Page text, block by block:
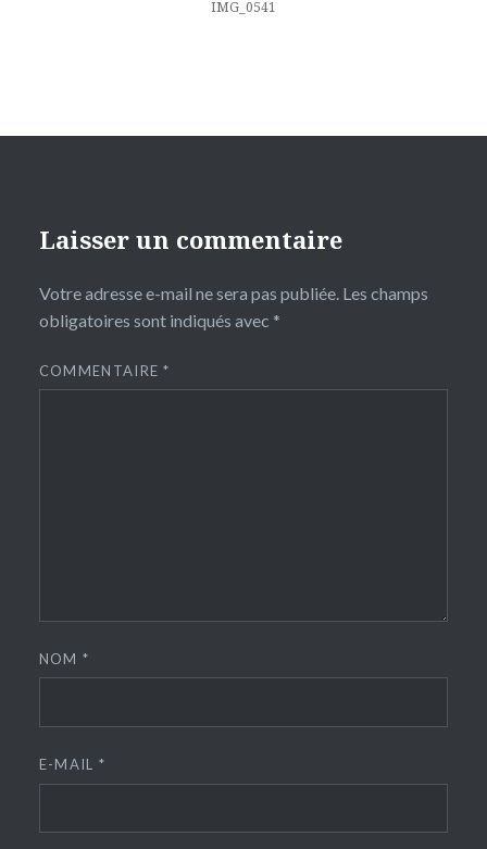
IMG_0541
Laisser un commentaire
Votre adresse e-mail ne sera pas publiée. Les champs
obligatoires sont indiqués avec *
COMMENTAIRE*
NOM*
E-MAIL *